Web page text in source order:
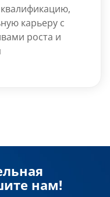
карьеру с
роста и
нам!